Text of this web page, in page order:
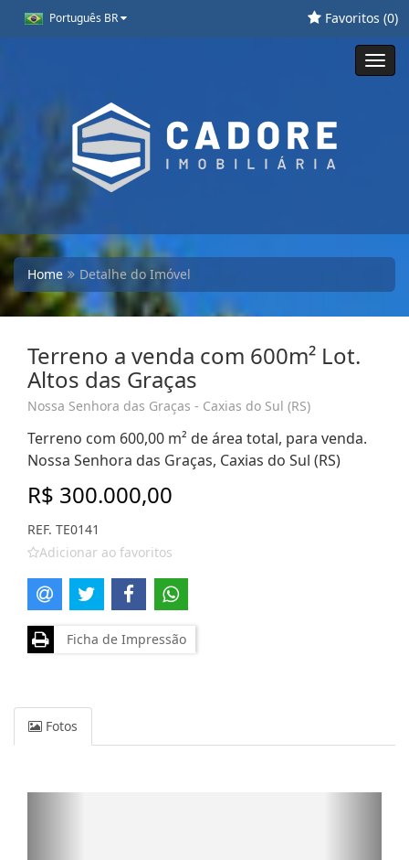
Português BR Favoritos (0)
Home Detalhe do Imóvel
Terreno a venda com 600m² Lot.
Altos das Graças
Nossa Senhora das Graças - Caxias do Sul (RS)
Terreno com 600,00 m² de área total, para venda.
Nossa Senhora das Graças, Caxias do Sul (RS)
R$ 300.000,00
REF. TE0141
Adicionar ao favoritos
Ficha de Impressão
Fotos